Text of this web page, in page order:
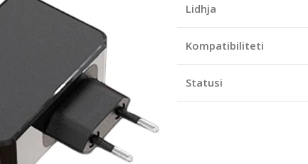
Lidhja
Kompatibiliteti
Statusi